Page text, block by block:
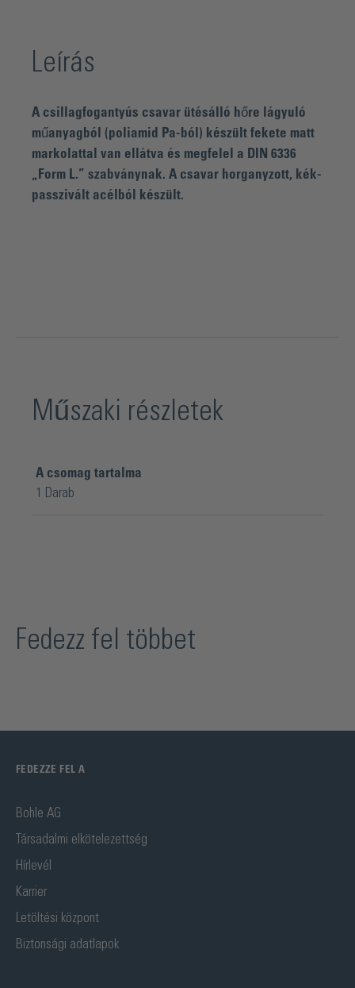
Leírás
A csillagfogantyús csavar ütésálló hőre lágyuló
műanyagból (poliamid Pa-ból) készült fekete matt
markolattal van ellátva és megfelel a DIN 6336
„Form L.” szabványnak. A csavar horganyzott, kék-
passzivált acélból készült.
Műszaki részletek
A csomag tartalma
1 Darab
Fedezz fel többet
FEDEZZE FEL A
Bohle AG
Társadalmi elkötelezettség
Hírlevél
Karrier
Letöltési központ
Biztonsági adatlapok